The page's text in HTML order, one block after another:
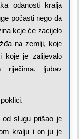
odanosti kralja
počasti nego da
koje će zacijelo
na zemlji, koje
koje je zalijevalo
riječima, ljubav
od slugu prišao je
kralju i on ju je